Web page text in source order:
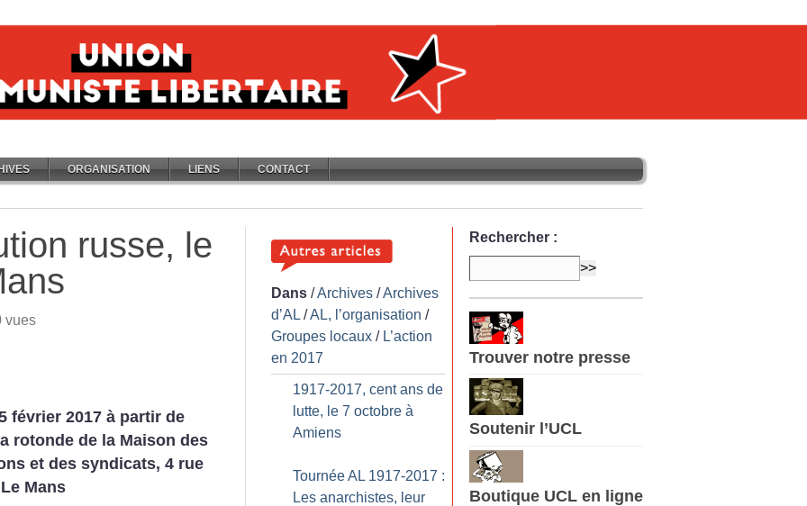
ORGANISATION LIENS CONTACT
russe, le
vues
février 2017 à partir de
rotonde de la Maison des
et des syndicats, 4 rue
Mans
Dans /Archives /Archives
d’AL /AL, l’organisation /
Groupes locaux / L’action
en 2017
1917-2017, cent ans de
lutte, le 7 octobre à
Amiens
Tournée AL 1917-2017 :
Les anarchistes, leur
Rechercher :
Trouver notre presse
Soutenir l’UCL
Boutique UCL en ligne